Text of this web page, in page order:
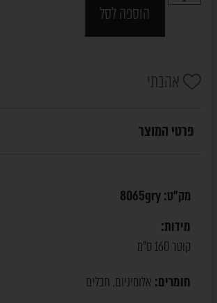
הוספה לסל
אהבתי
פרטי המוצר
מק"ט:8065gry
מידות:
קוטר 160 ס"מ
חומרים: אלומיניום, חבלים